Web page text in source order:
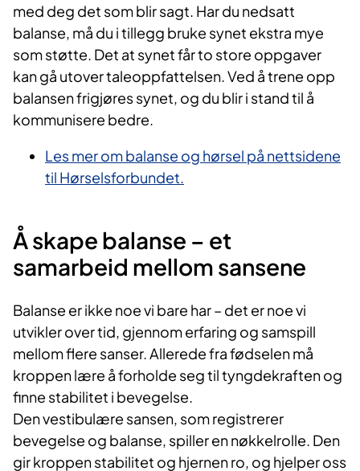
med deg det som blir sagt. Har du nedsatt
balanse, må du i tillegg bruke synet ekstra mye
som støtte. Det at synet får to store oppgaver
kan gå utover taleoppfattelsen. Ved å trene opp
balansen frigjøres synet, og du blir i stand til å
kommunisere bedre.
Les mer om balanse og hørsel på nettsidene
til Hørselsforbundet.
Å skape balanse – et
samarbeid mellom sansene
Balanse er ikke noe vi bare har – det er noe vi
utvikler over tid, gjennom erfaring og samspill
mellom flere sanser. Allerede fra fødselen må
kroppen lære å forholde seg til tyngdekraften og
finne stabilitet i bevegelse.
Den vestibulære sansen, som registrerer
bevegelse og balanse, spiller en nøkkelrolle. Den
gir kroppen stabilitet og hjernen ro, og hjelper oss